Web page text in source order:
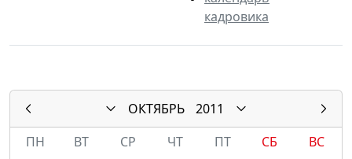
кадровика
ОКТЯБРЬ
2011
ПН
ВТ СР ЧТ ПТ СБ
ВС